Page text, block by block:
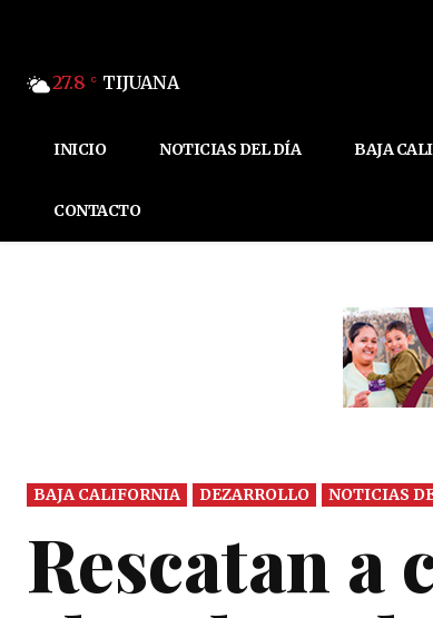
27.8 C TIJUANA
INICIO NOTICIAS DEL DÍA BAJA
CONTACTO
BAJA CALIFORNIA DEZARROLLO NOTICIAS
Rescatan a